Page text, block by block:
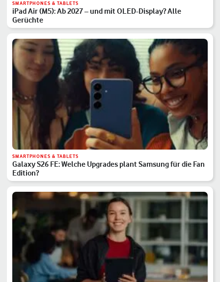
SMARTPHONES & TABLETS
iPad Air (M5): Ab 2027 – und mit OLED-Display? Alle
Gerüchte
SMARTPHONES & TABLETS
Galaxy S26 FE: Welche Upgrades plant Samsung für die Fan
Edition?